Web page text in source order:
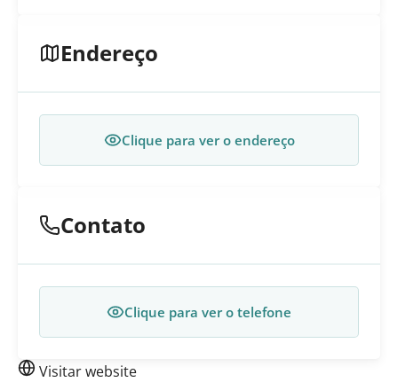
Endereço
Clique para ver o endereço
Contato
Clique para ver o telefone
Visitar website